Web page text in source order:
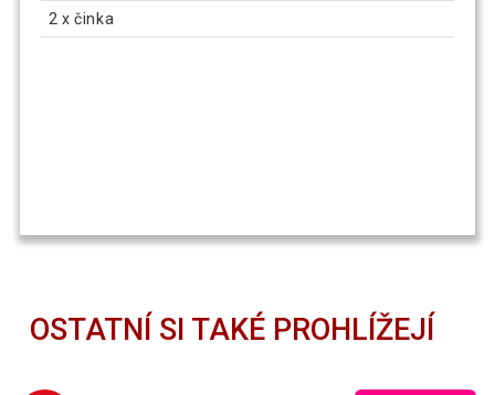
2 x činka
OSTATNÍ SI TAKÉ PROHLÍŽEJÍ